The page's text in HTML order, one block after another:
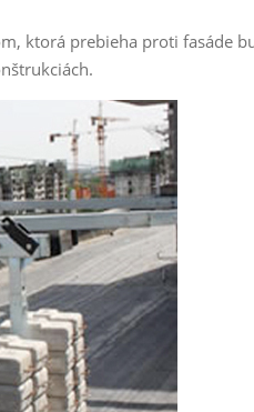
ktorá prebieha proti fasáde